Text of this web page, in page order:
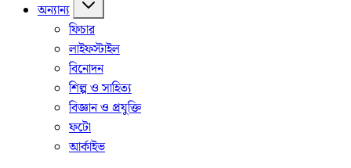
অন্যান্য
ফিচার
লাইফস্টাইল
বিনোদন
শিল্প ও সাহিত্য
বিজ্ঞান ও প্রযুক্তি
ফটো
আর্কাইভ